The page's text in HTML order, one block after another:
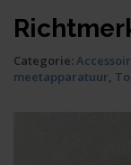
Categorie:
meetapparatuur,